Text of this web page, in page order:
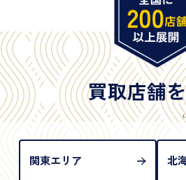
※原則として「公的機関が
年月日が記載されているもの
※日本国政府発行のもの
※2020年2月4日以降に申請
は「所持人記入欄（住所記
め、単体では古物営業法上
められない（住所確認がで
が必要となります
買取店舗
関東エリア 北